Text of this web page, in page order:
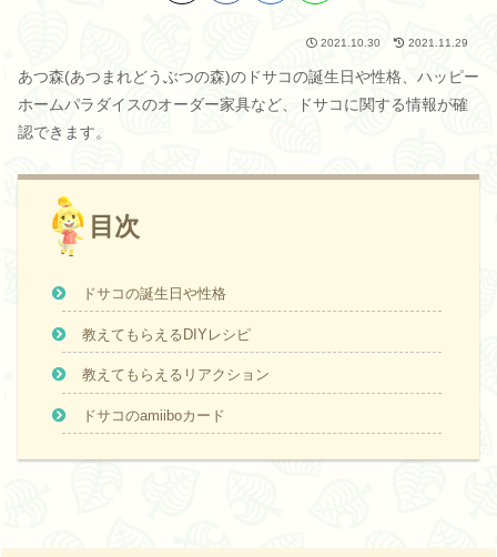
2021.10.30 2021.11.29
あつ森(あつまれどうぶつの森)のドサコの誕生日や性格、ハッピー
ホームパラダイスのオーダー家具など、ドサコに関する情報が確
認できます。
目次
ドサコの誕生日や性格
教えてもらえるDIYレシピ
教えてもらえるリアクション
ドサコのamiiboカード